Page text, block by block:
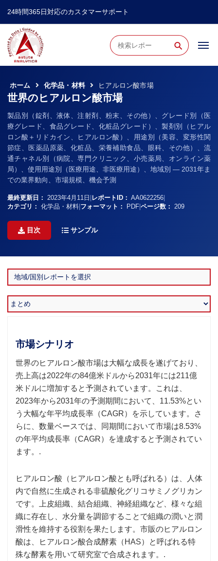
24時間365日対応のカスタマーサポート
⚲
ホーム 化学品・材料 ヒアルロン酸市場
世界のヒアルロン酸市場
製品別（錠剤、液体、注射剤、粉末、その他）、グレード別（医
療グレード、食品グレード、化粧品グレード）、製剤別（ヒアル
ロン酸＋リドカイン、ヒアルロン酸）、用途別（美容、変形性関
節症、医薬品原薬、化粧品、栄養補助食品、眼科、その他）、流
通チャネル別（病院、専門クリニック、小売薬局、オンライン薬
局）、使用用途別（医療用途、非医療用途）、地域別 ― 2031年ま
での業界動向、市場規模、機会予測
最終更新日： 2023年4月11日 レポートID： AA0622256
カテゴリ：
化学品・材料 フォーマット： PDF ページ数： 209
目次 サンプル
市場シナリオ
世界のヒアルロン酸市場は大幅な成長を遂げており、
売上高は2022年の84億米ドルから2031年には211億
米ドルに増加すると予測されています。これは、
2023年から2031年の予測期間において、11.53%とい
う大幅な年平均成長率（CAGR）を示しています。さ
らに、数量ベースでは、同期間において市場は8.53%
の年平均成長率（CAGR）を達成すると予測されてい
ます。.
ヒアルロン酸（ヒアルロン酸とも呼ばれる）は、人体
内で自然に生成される非硫酸化グリコサミノグリカン
です。上皮組織、結合組織、神経組織など、様々な組
織に存在し、水分量を調節することで組織の潤いと潤
滑性を維持する役割を果たします。市販のヒアルロン
酸は、ヒアルロン酸合成酵素（HAS）と呼ばれる特
殊な酵素を用いて研究室で合成されます。.